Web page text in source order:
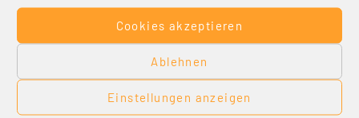
Cookies akzeptieren
Ablehnen
Einstellungen anzeigen